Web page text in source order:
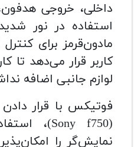
داخلی، خروجی
استفاده در نور
مادون‌قرمز برای کنترل
کاربر قرار می‌دهد تا
لوازم جانبی اضافه
فوتیکس با قرار
نمایش‌گر را